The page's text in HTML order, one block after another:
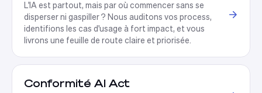
L'IA est partout, mais par où commencer sans se
disperser ni gaspiller ? Nous auditons vos process,
identifions les cas d'usage à fort impact, et vous
livrons une feuille de route claire et priorisée.
Conformité AI Act